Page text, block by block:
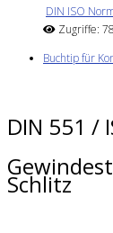
DIN ISO
Zugriffe:
Buchtip für
DIN 551 /
Schlitz